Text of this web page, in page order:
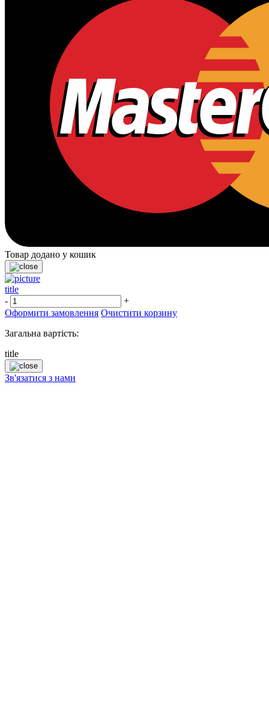
Товар додано у кошик
title
-
+
Оформити замовлення Очистити корзину
Загальна вартість:
title
Зв'язатися з нами